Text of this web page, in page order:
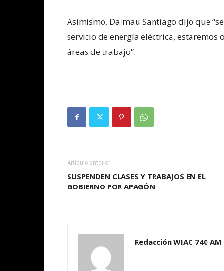
Asimismo, Dalmau Santiago dijo que
servicio de energía eléctrica,
áreas de trabajo”.
Artículo anterior
SUSPENDEN CLASES Y TRABAJOS EN EL
GOBIERNO POR APAGÓN
Redacción WIAC 740 AM